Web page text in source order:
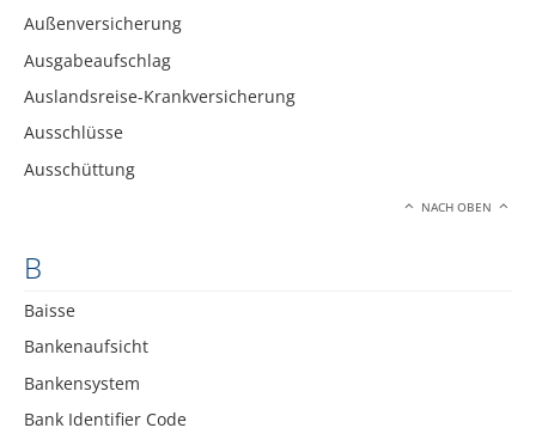
Außenversicherung
Ausgabeaufschlag
Auslandsreise-Krankversicherung
Ausschlüsse
Ausschüttung
NACH OBEN
B
Baisse
Bankenaufsicht
Bankensystem
Bank Identifier Code